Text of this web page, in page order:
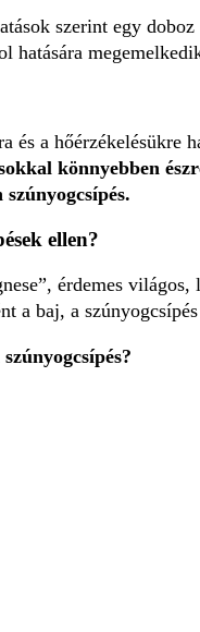
szerint egy
hatására
és a
könnyebben
ellen?
érdemes
a baj, a